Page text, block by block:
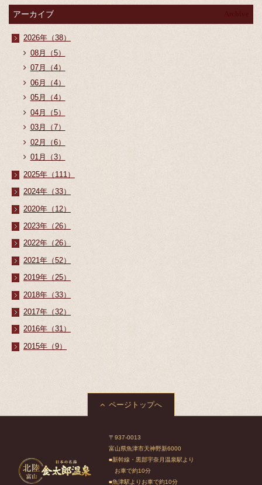
アーカイブ
2026年（38）
08月（5）
07月（4）
06月（4）
05月（4）
04月（5）
03月（7）
02月（6）
01月（3）
2025年（111）
2024年（33）
2020年（12）
2023年（26）
2022年（26）
2021年（52）
2019年（25）
2018年（33）
2017年（32）
2016年（31）
2015年（9）
ページトップへ
〒937-0013
富山県魚津市天神野新6000
■新幹線・黒部宇奈月温泉駅より
お車で約10分
■魚津駅よりお車で約10分